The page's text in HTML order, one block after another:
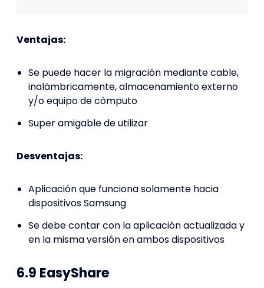
Ventajas:
Se puede hacer la migración mediante cable,
inalámbricamente, almacenamiento externo
y/o equipo de cómputo
Super amigable de utilizar
Desventajas:
Aplicación que funciona solamente hacia
dispositivos Samsung
Se debe contar con la aplicación actualizada y
en la misma versión en ambos dispositivos
6.9 EasyShare